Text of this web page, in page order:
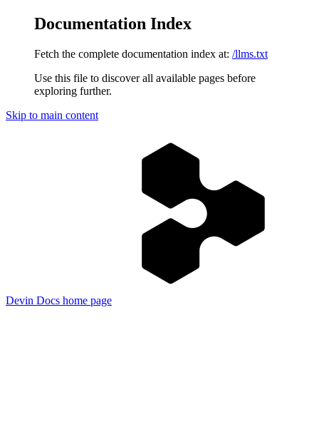
Documentation Index
Fetch the complete documentation index at: /llms.txt
Use this file to discover all available pages before
exploring further.
Skip to main content
Devin Docs home page